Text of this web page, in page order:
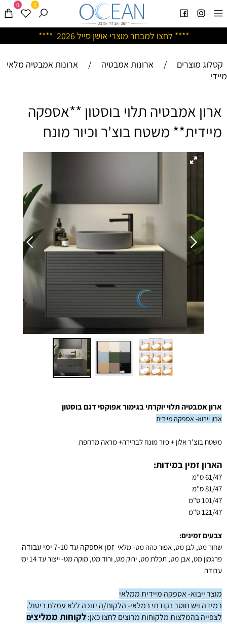
**** לחצו למבחר מוצרי אושן סייל 2026 ****
0 0
קטלוג מוצרים / ארונות אמבטיה /
ארונות אמבטיה מלאי
מיידי
ארון אמבטיה תלוי בוסטון **אספקה
מיידית** משטח בוצ'ר וכיור מונח
ארון אמבטיה תלוי יוקרתי בגימור אפוקסי דגם בוסטון
ארון ייבוא- אספקה מיידית
משטח בוצ'ר אלון + כיור מונח לבחירה+ מראה מרחפת
הארון זמין במידות:
61/47 ס"מ
81/47 ס"מ
101/47 ס"מ
121/47 ס"מ
צבעים זמינים:
שחור מט, לבן מט, אפור כהה מט- מלאי זמן אספקה עד 7-10 ימי עבודה
פרגמון מט, אבן מט
, תכלת מט, ירוק מט, ורוד מט, מוקה מט- ייצור עד 14 ימי
עבודה
מוצר ייבוא- אספקה מיידית ממלאי
במידה ויש חוסר נקודתי במלאי-הלקוח/ה יזוכה ללא עמלת ביטול.
לצפייה בהמלצות מלקוחות מרוצים לחצו כאן:לקוחות ממליצים